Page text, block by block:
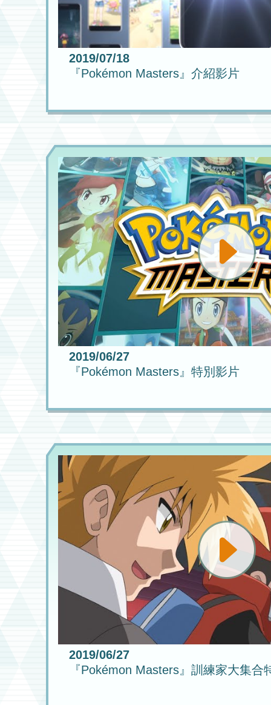
2019/07/18
『Pokémon Masters』介紹影片
2019/06/27
『Pokémon Masters』特別影片
2019/06/27
『Pokémon Masters』訓練家大集合